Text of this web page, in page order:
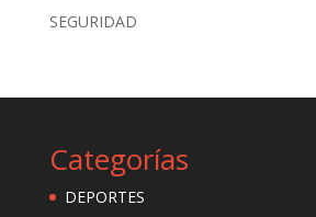
SEGURIDAD
Categorías
DEPORTES